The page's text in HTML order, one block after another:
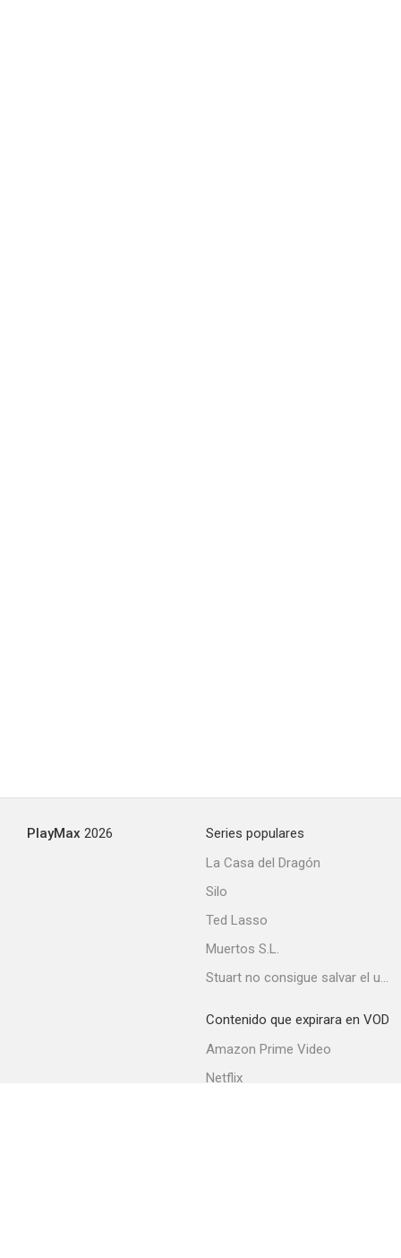
PlayMax 2026
Series populares
La Casa del Dragón
Silo
Ted Lasso
Muertos S.L.
Stuart no consigue salvar el universo
Contenido que expirara en VOD
Amazon Prime Video
Netflix